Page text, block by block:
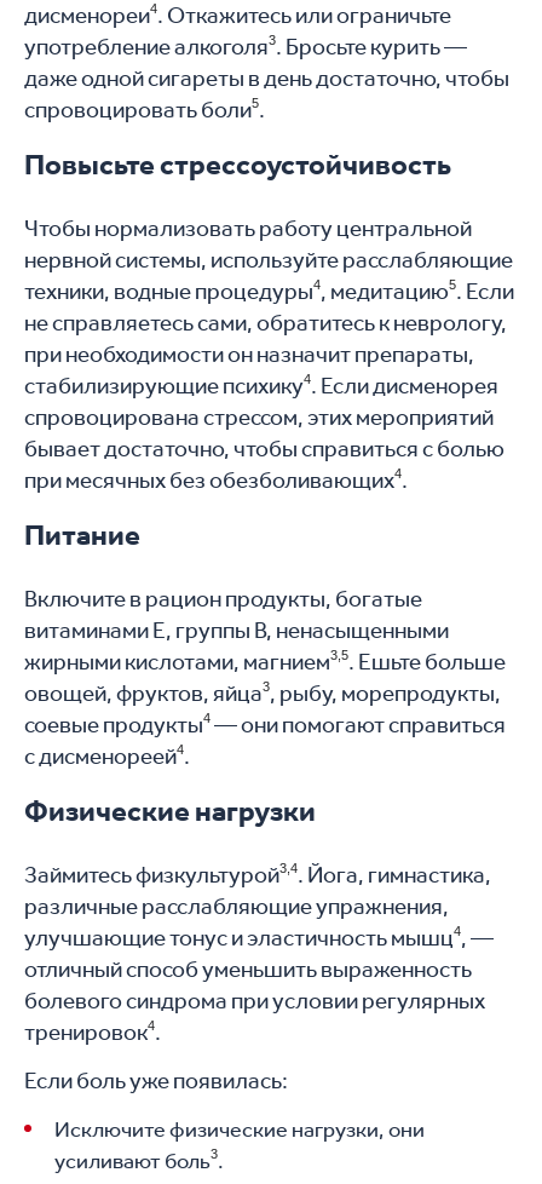
дисменореи4. Откажитесь или ограничьте
употребление алкоголя3. Бросьте курить —
даже одной сигареты в день достаточно, чтобы
спровоцировать боли5.
Повысьте стрессоустойчивость
Чтобы нормализовать работу центральной
нервной системы, используйте расслабляющие
техники, водные процедуры4, медитацию5. Если
не справляетесь сами, обратитесь к неврологу,
при необходимости он назначит препараты,
стабилизирующие психику4. Если дисменорея
спровоцирована стрессом, этих мероприятий
бывает достаточно, чтобы справиться с болью
при месячных без обезболивающих4.
Питание
Включите в рацион продукты, богатые
витаминами Е, группы В, ненасыщенными
жирными кислотами, магнием3,5. Ешьте больше
овощей, фруктов, яйца3, рыбу, морепродукты,
соевые продукты4 — они помогают справиться
с дисменореей4.
Физические нагрузки
Займитесь физкультурой3, 4. Йога, гимнастика,
различные расслабляющие упражнения,
улучшающие тонус и эластичность мышц4, —
отличный способ уменьшить выраженность
болевого синдрома при условии регулярных
тренировок4.
Если боль уже появилась:
Исключите физические нагрузки, они
усиливают боль3.